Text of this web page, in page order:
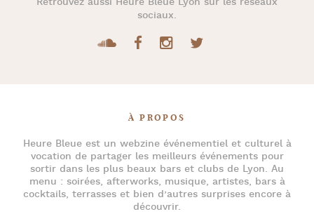
sociaux.
À PROPOS
Heure Bleueest un webzine événementiel et culturel à
vocation de partager les meilleurs événements pour
sortir dans les plus beaux bars et clubs de Lyon. Au
menu : soirées, afterworks, musique, artistes, bars à
cocktails, terrasses et bien d’autres surprises encore à
découvrir.